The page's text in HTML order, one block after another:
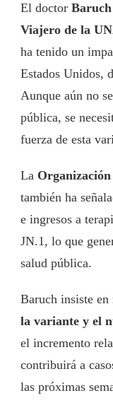
El doctor
Viajero de la
ha tenido un
Estados Unidos,
Aunque aún no
pública, se
fuerza de esta
La
también ha
e ingresos a
JN.1, lo que
salud pública.
Baruch insiste en
la variante y el
el incremento
contribuirá a
las próximas